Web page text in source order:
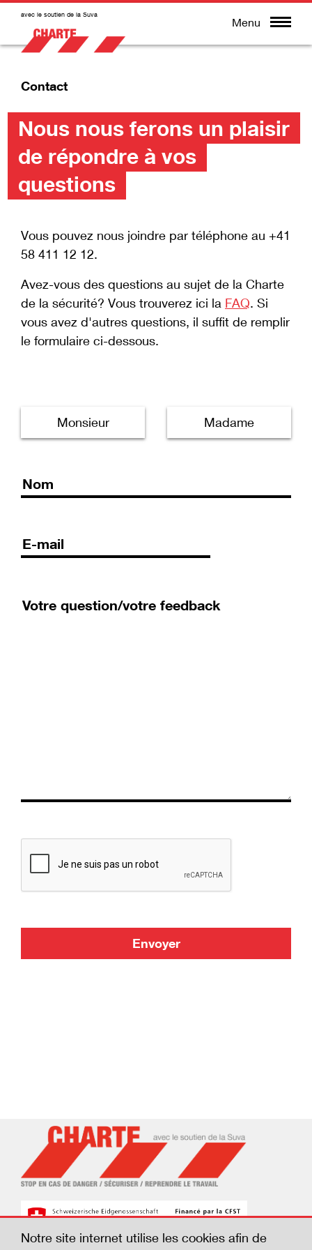
avec le soutien de la Suva
Menu
Contact
Nous nous ferons un plaisir
de répondre à vos
questions
Vous pouvez nous joindre par téléphone au +41
58 411 12 12.
Avez-vous des questions au sujet de la Charte
de la sécurité? Vous trouverez ici la FAQ. Si
vous avez d'autres questions, il suffit de remplir
le formulaire ci-dessous.
Monsieur Madame
Envoyer
Notre site internet utilise les cookies afin de